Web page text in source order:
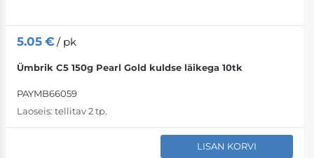
5.05 €/ pk
Ümbrik C5 150g Pearl Gold kuldse läikega 10tk
PAYMB66059
Laoseis: tellitav 2 tp.
LISAN KORVI